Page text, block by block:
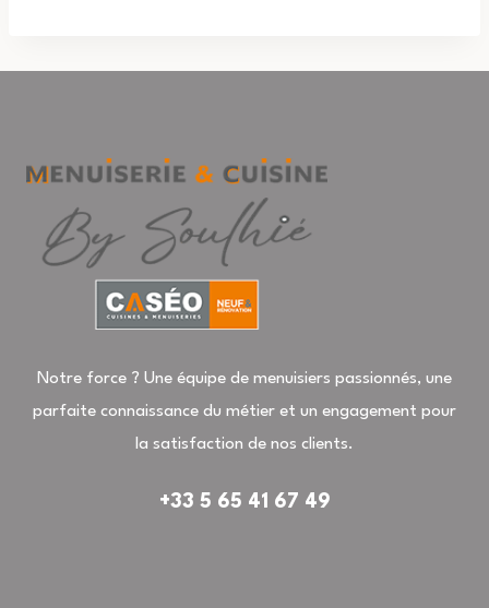
Notre force ? Une équipe de menuisiers passionnés, une
parfaite connaissance du métier et un engagement pour
la satisfaction de nos clients.
+33 5 65 41 67 49